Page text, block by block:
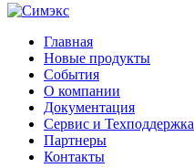
Главная
Новые продукты
События
О компании
Документация
Сервис и Техподдержка
Партнеры
Контакты